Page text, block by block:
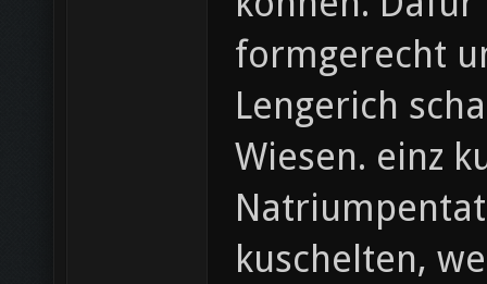
formgerecht
Lengerich
Wiesen. einz
kuschelten,